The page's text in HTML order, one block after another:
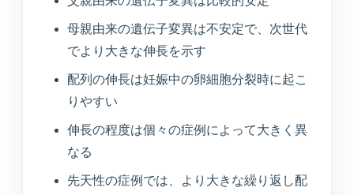
母親由来の遺伝子変異は不安定で、次世代
でより大きな伸長を示す
配列の伸長は妊娠中の卵細胞分裂時に起こ
りやすい
伸長の程度は個々の症例によって大きく異
なる
先天性の症例では、より大きな繰り返し配